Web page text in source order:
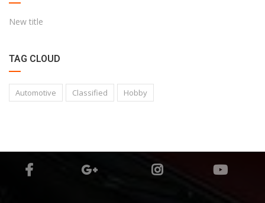
New title
TAG CLOUD
Automotive Classified Hobby